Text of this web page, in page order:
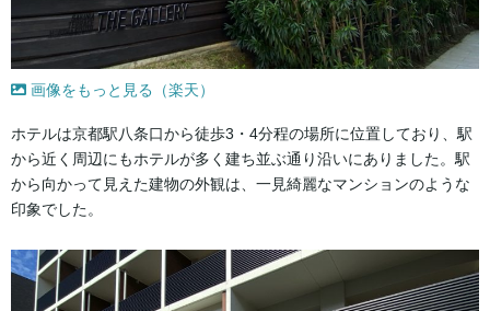
画像をもっと見る（楽天）
ホテルは京都駅八条口から徒歩3・4分程の場所に位置しており、駅
から近く周辺にもホテルが多く建ち並ぶ通り沿いにありました。駅
から向かって見えた建物の外観は、一見綺麗なマンションのような
印象でした。